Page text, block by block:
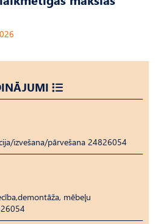
izvešana/pārvešana 24826054
mēbeļu